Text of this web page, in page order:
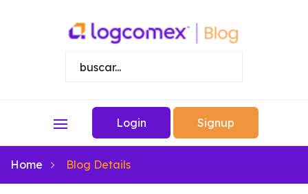
Login Signup
Home Blog Details